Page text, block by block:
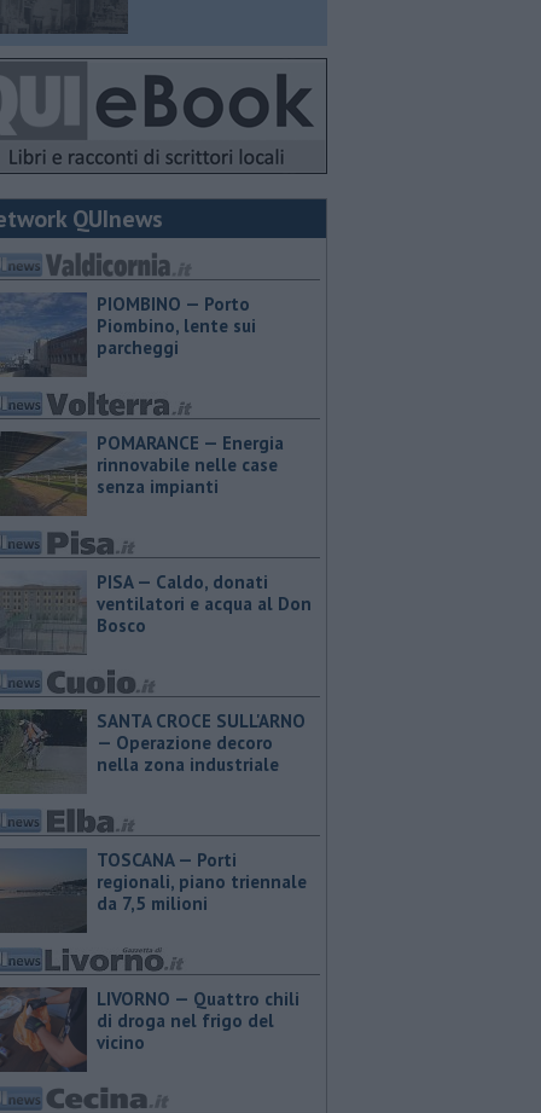
QUInews
PIOMBINO — Porto
Piombino, lente sui
parcheggi
POMARANCE — Energia
rinnovabile nelle case
senza impianti
PISA — Caldo, donati
ventilatori e acqua al Don
Bosco
SANTA CROCE SULL'ARNO
— Operazione decoro
nella zona industriale
TOSCANA — Porti
regionali, piano triennale
da 7,5 milioni
LIVORNO — Quattro chili
di droga nel frigo del
vicino